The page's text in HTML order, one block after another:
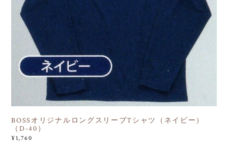
BOSSオリジナルロングスリーブTシャツ（ネイビー）
（D-40）
¥1,760